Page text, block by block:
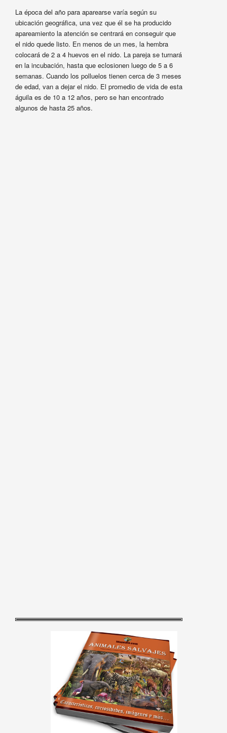
La época del año para aparearse varía según su
ubicación geográfica, una vez que él se ha producido
apareamiento la atención se centrará en conseguir que
el nido quede listo. En menos de un mes, la hembra
colocará de 2 a 4 huevos en el nido. La pareja se turnará
en la incubación, hasta que eclosionen luego de 5 a 6
semanas. Cuando los polluelos tienen cerca de 3 meses
de edad, van a dejar el nido. El promedio de vida de esta
águila es de 10 a 12 años, pero se han encontrado
algunos de hasta 25 años.